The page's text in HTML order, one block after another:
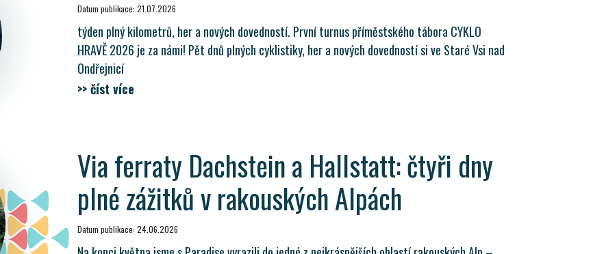
Datum publikace: 21.07.2026
týden plný kilometrů, her a nových dovedností. První turnus příměstského tábora CYKLO
HRAVĚ 2026 je za námi! Pět dnů plných cyklistiky, her a nových dovedností si ve Staré Vsi nad
Ondřejnicí
>> číst více
Via ferraty Dachstein a Hallstatt: čtyři dny
plné zážitků v rakouských Alpách
Datum publikace: 24.06.2026